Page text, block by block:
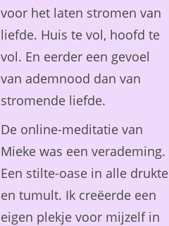
voor het laten stromen van
liefde. Huis te vol, hoofd te
vol. En eerder een gevoel
van ademnood dan van
stromende liefde.
De online-meditatie van
Mieke was een verademing.
Een stilte-oase in alle drukte
en tumult. Ik creëerde een
eigen plekje voor mijzelf in